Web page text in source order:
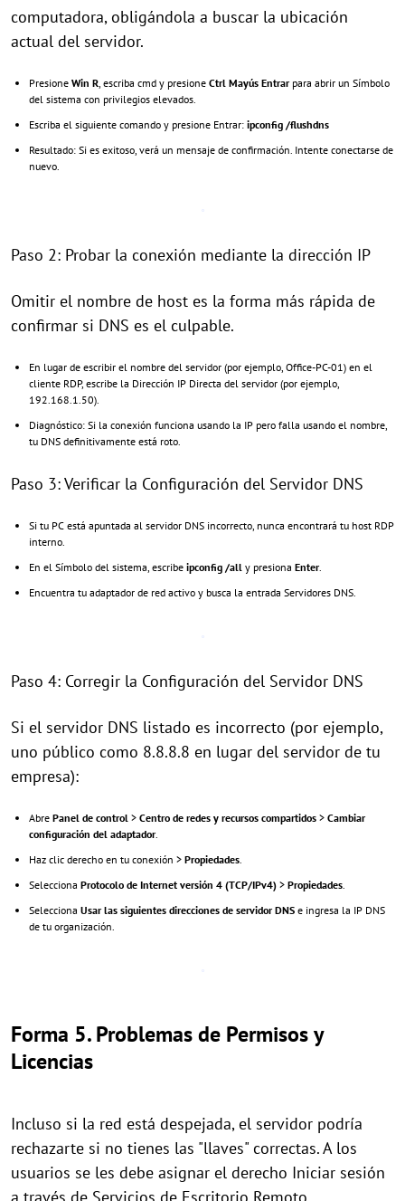
computadora, obligándola a buscar la ubicación
actual del servidor.
Presione Win R, escriba cmd y presione Ctrl Mayús Entrarpara abrir un Símbolo
del sistema con privilegios elevados.
Escriba el siguiente comando y presione Entrar: ipconfig /flushdns
Resultado: Si es exitoso, verá un mensaje de confirmación. Intente conectarse de
nuevo.
Paso 2: Probar la conexión mediante la dirección IP
Omitir el nombre de host es la forma más rápida de
confirmar si DNS es el culpable.
En lugar de escribir el nombre del servidor (por ejemplo, Office-PC-01) en el
cliente RDP, escribe la Dirección IP Directa del servidor (por ejemplo,
192.168.1.50).
Diagnóstico: Si la conexión funciona usando la IP pero falla usando el nombre,
tu DNS definitivamente está roto.
Paso 3: Verificar la Configuración del Servidor DNS
Si tu PC está apuntada al servidor DNS incorrecto, nunca encontrará tu host RDP
interno.
En el Símbolo del sistema, escribe ipconfig /all y presiona Enter.
Encuentra tu adaptador de red activo y busca la entrada Servidores DNS.
Paso 4: Corregir la Configuración del Servidor DNS
Si el servidor DNS listado es incorrecto (por ejemplo,
uno público como 8.8.8.8 en lugar del servidor de tu
empresa):
Abre Panel de control > Centro de redes y recursos compartidos > Cambiar
configuración del adaptador.
Haz clic derecho en tu conexión > Propiedades.
Selecciona Protocolo de Internet versión 4 (TCP/IPv4) > Propiedades.
Selecciona Usar las siguientes direcciones de servidor DNS e ingresa la IP DNS
de tu organización.
Forma 5. Problemas de Permisos y
Licencias
Incluso si la red está despejada, el servidor podría
rechazarte si no tienes las "llaves" correctas. A los
usuarios se les debe asignar el derecho Iniciar sesión